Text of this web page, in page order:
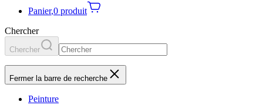
Panier,0 produit
Chercher
Chercher
Fermer la barre de recherche
Peinture